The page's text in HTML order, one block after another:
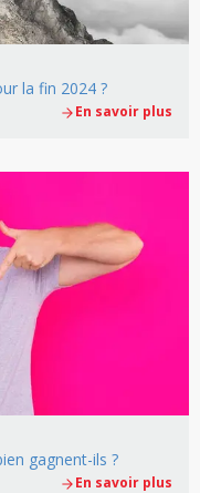
la fin 2024 ?
En savoir plus
gagnent-ils ?
En savoir plus